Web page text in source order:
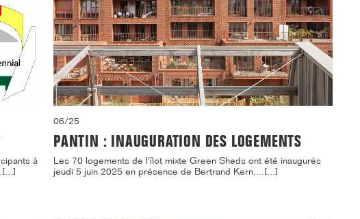
à
06/25
PANTIN : INAUGURATION DES LOGEMENTS
Les 70 logements de l'îlot mixte Green Sheds ont été inaugurés
jeudi 5 juin 2025 en présence de Bertrand Kern,...[...]